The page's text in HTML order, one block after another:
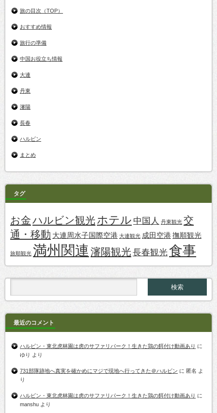
旅の目次（TOP）
おすすめ情報
旅行の準備
中国お役立ち情報
大連
丹東
瀋陽
長春
ハルビン
まとめ
タグ
お金ハルビン観光 ホテル 中国人 丹東観光 交
通・移動 大連周水子国際空港 大連観光 成田空港 撫順観光
旅順観光 満州関連 瀋陽観光長春観光食事
最近のコメント
ハルビン・東北虎林園は虎のサファリパーク！生きた鶏の餌付け動画あり に
ゆり より
731部隊跡地へ真実を確かめにマジで現地へ行ってきた＠ハルビン に 匿名 よ
り
ハルビン・東北虎林園は虎のサファリパーク！生きた鶏の餌付け動画あり に
manshu より